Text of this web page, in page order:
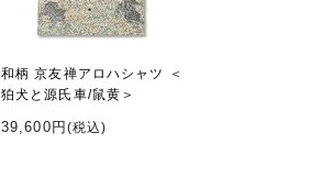
和柄 京友禅アロハシャツ ＜
狛犬と源氏車/鼠黄＞
39,600円 (税込)